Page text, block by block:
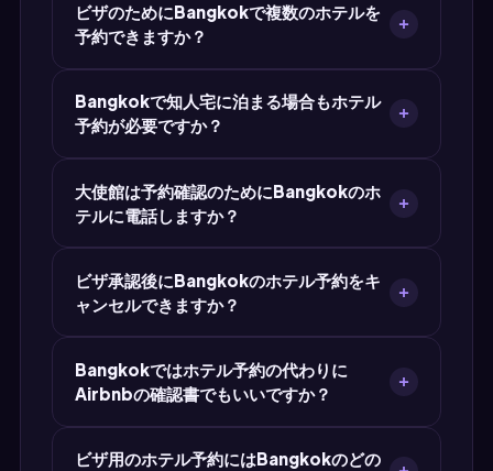
る必要があります。最長滞在期間は30~60日間
(ビザ免除またはツーリストビザ)です。宿泊が旅
行期間全体をカバーしていない場合、大使館は申
請を却下することがあります。
ビザのためにBangkokで複数のホテルを
予約できますか？
予定なら、MyJet24でホテルごとに予約確認書を
作成してください。すべてのPDFをビザ申請に添
えて提出し、宿泊計画の全体を示しましょう。
Bangkokで知人宅に泊まる場合もホテル
予約が必要ですか？
通常ホテル予約の代わりにホストからの招待状が
必要です。MyJet24はそのための招待状ジェネレ
ーターを提供しています。
大使館は予約確認のためにBangkokのホ
テルに電話しますか？
ります。確認の程度は大使館と国籍によって異な
ります。MyJet24のホテル予約は必要事項を完備
したプロ仕様のフォーマットで、目視確認にも電
話照会にも対応できます。
ビザ承認後にBangkokのホテル予約をキ
ャンセルできますか？
い済みの予約ではありません。ビザ承認後に
Bangkokで実際に泊まるホテルを自由に予約で
きます。キャンセル料も金銭リスクもありませ
ん。
Bangkokではホテル予約の代わりに
Airbnbの確認書でもいいですか？
ますが、検証しやすい標準的なホテル予約を好む
ビザ用のホテル予約にはBangkokのどの